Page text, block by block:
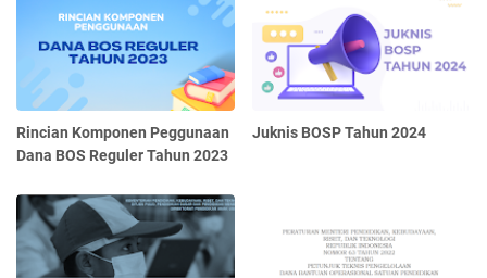
Rincian Komponen Peggunaan
Dana BOS Reguler Tahun 2023
Juknis BOSP Tahun 2024